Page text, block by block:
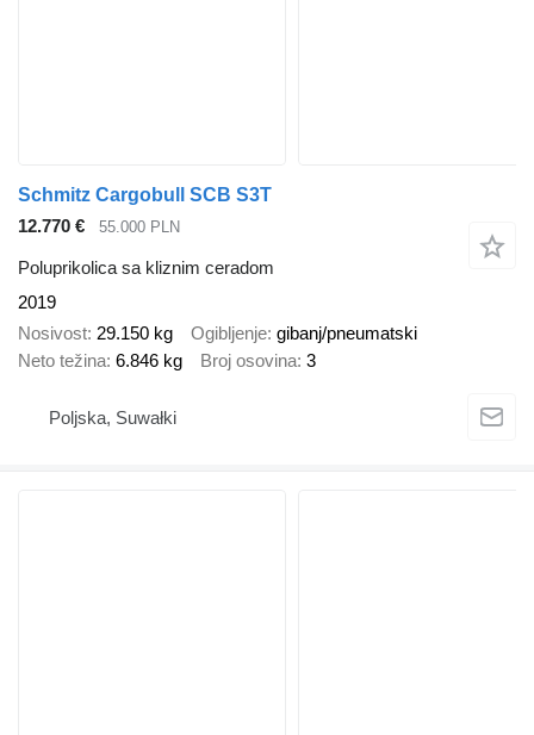
Schmitz Cargobull SCB S3T
12.770 €
55.000 PLN
Poluprikolica sa kliznim ceradom
2019
Nosivost 29.150 kg Ogibljenje gibanj/pneumatski
Neto težina 6.846 kg Broj osovina 3
Poljska, Suwałki